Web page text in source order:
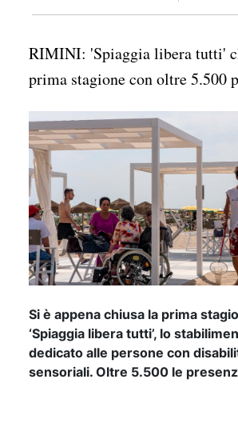
RIMINI: 'Spiaggia libera tutti'
prima stagione con oltre 5.500
Si è appena chiusa la prima
‘Spiaggia libera tutti’, lo
dedicato alle persone con
sensoriali. Oltre 5.500 le